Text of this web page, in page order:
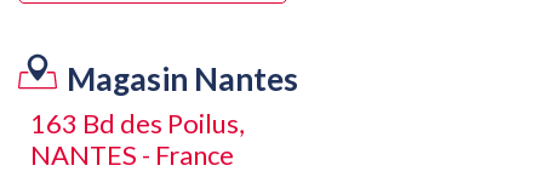
Magasin Nantes
163 Bd des Poilus,
NANTES - France